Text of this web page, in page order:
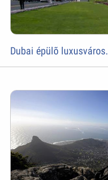
Dubai épülõ luxusváros.